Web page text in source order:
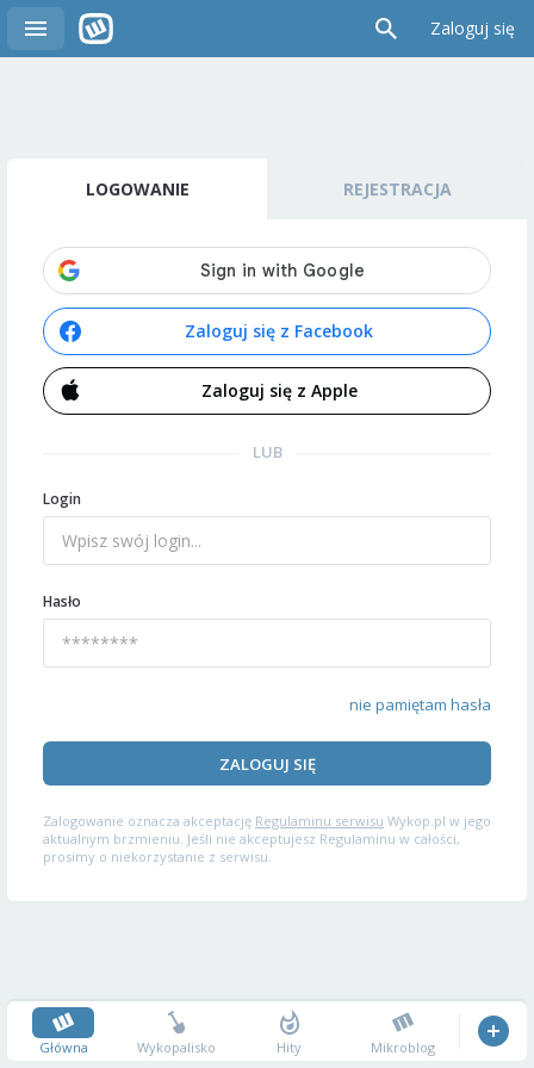
Zaloguj się
LOGOWANIE REJESTRACJA
Zaloguj się z Facebook
Zaloguj się z Apple
LUB
Login
Hasło
nie pamiętam hasła
ZALOGUJ SIĘ
Zalogowanie oznacza akceptację Regulaminu serwisu Wykop.pl w jego
aktualnym brzmieniu. Jeśli nie akceptujesz Regulaminu w całości,
prosimy o niekorzystanie z serwisu.
Główna Wykopalisko Hity Mikroblog